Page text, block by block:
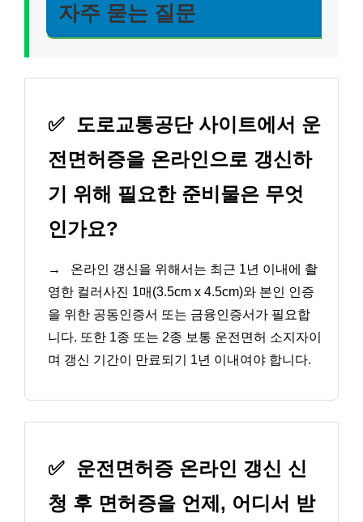
자주 묻는 질문
✅ 도로교통공단 사이트에서 운
전면허증을 온라인으로 갱신하
기 위해 필요한 준비물은 무엇
인가요?
→
온라인 갱신을 위해서는 최근 1년 이내에 촬
영한 컬러사진 1매(3.5cm x 4.5cm)와 본인 인증
을 위한 공동인증서 또는 금융인증서가 필요합
니다. 또한 1종 또는 2종 보통 운전면허 소지자이
며 갱신 기간이 만료되기 1년 이내여야 합니다.
✅ 운전면허증 온라인 갱신 신
청 후 면허증을 언제, 어디서 받